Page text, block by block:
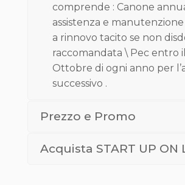
comprende : Canone
assistenza e
a rinnovo tacito se non
raccomandata \ Pec entro
Ottobre di ogni anno per
successivo .
Prezzo e Promo
Acquista START UP ON